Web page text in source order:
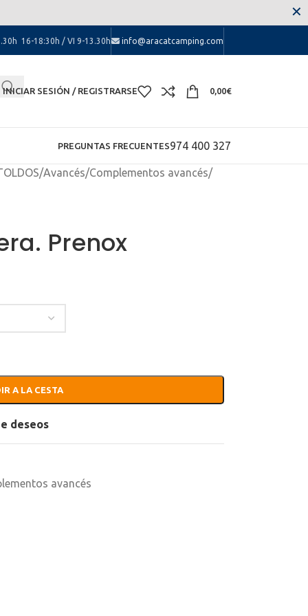
16-18:30h / VI 9-13.30h info@aracatcamping.com
INICIAR SESIÓN / REGISTRARSE 0,00€
PREGUNTAS FRECUENTES974 400 327
✕
/Avancés/Complementos avancés/
Prenox
A LA CESTA
deseos
avancés